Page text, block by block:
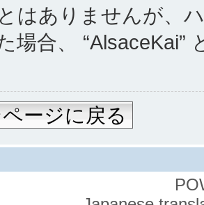
はありませんが、
場合、 “AlsaceKai”
ージに戻る